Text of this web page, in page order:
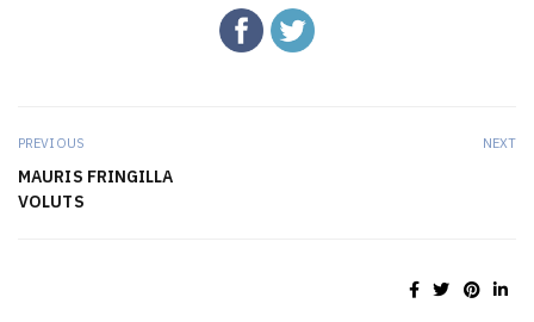
PREVIOUS
MAURIS FRINGILLA
VOLUTS
NEXT